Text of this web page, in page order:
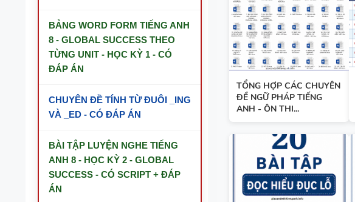
BẢNG WORD FORM TIẾNG ANH
8 - GLOBAL SUCCESS THEO
TỪNG UNIT - HỌC KỲ 1 - CÓ
ĐÁP ÁN
CHUYÊN ĐỀ TÍNH TỪ ĐUÔI _ING
VÀ _ED - CÓ ĐÁP ÁN
BÀI TẬP LUYỆN NGHE TIẾNG
ANH 8 - HỌC KỲ 2 - GLOBAL
SUCCESS - CÓ SCRIPT + ĐÁP
ÁN
TỔNG HỢP CÁC CHUYÊN
ĐỀ NGỮ PHÁP TIẾNG
ANH - ÔN THI...